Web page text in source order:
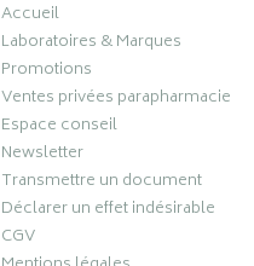
Accueil
Laboratoires & Marques
Promotions
Ventes privées parapharmacie
Espace conseil
Newsletter
Transmettre un document
Déclarer un effet indésirable
CGV